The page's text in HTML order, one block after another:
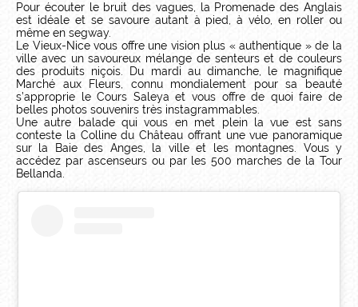
Pour écouter le bruit des vagues, la Promenade des Anglais
est idéale et se savoure autant à pied, à vélo, en roller ou
même en segway.
Le Vieux-Nice vous offre une vision plus « authentique » de la
ville avec un savoureux mélange de senteurs et de couleurs
des produits niçois. Du mardi au dimanche, le magnifique
Marché aux Fleurs, connu mondialement pour sa beauté
s’approprie le Cours Saleya et vous offre de quoi faire de
belles photos souvenirs très instagrammables.
Une autre balade qui vous en met plein la vue est sans
conteste la Colline du Château offrant une vue panoramique
sur la Baie des Anges, la ville et les montagnes. Vous y
accédez par ascenseurs ou par les 500 marches de la Tour
Bellanda.